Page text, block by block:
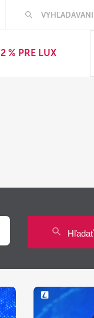
2 % PRE LUX
Ne
2
Hľadať